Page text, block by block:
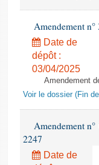
Amendement
Date de
dépôt :
03/04/2025
Amendement
Voir le dossier (Fin
Amendement
2247
Date de